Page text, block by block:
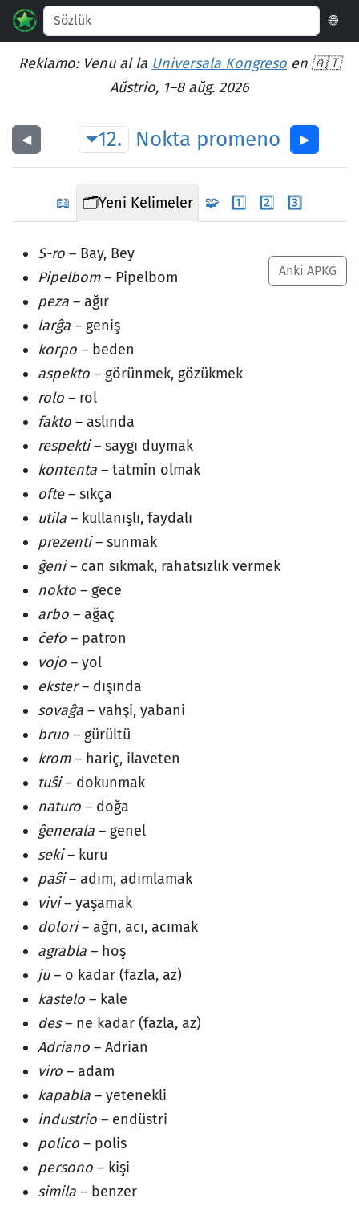
🌐
Reklamo: Venu al la Universala Kongreso en 🇦🇹
Aŭstrio, 1–8 aŭg. 2026
◀︎ 12. Nokta promeno ▶︎
📖 🗂️Yeni Kelimeler 🧩 1️⃣ 2️⃣ 3️⃣
Anki APKG
S-ro – Bay, Bey
Pipelbom– Pipelbom
peza – ağır
larĝa – geniş
korpo – beden
aspekto – görünmek, gözükmek
rolo – rol
fakto – aslında
respekti– saygı duymak
kontenta – tatmin olmak
ofte– sıkça
utila – kullanışlı, faydalı
prezenti– sunmak
ĝeni– can sıkmak, rahatsızlık vermek
nokto – gece
arbo – ağaç
ĉefo – patron
vojo – yol
ekster– dışında
sovaĝa – vahşi, yabani
bruo – gürültü
krom– hariç, ilaveten
tuŝi– dokunmak
naturo – doğa
ĝenerala – genel
seki– kuru
paŝi– adım, adımlamak
vivi– yaşamak
dolori– ağrı, acı, acımak
agrabla – hoş
ju– o kadar (fazla, az)
kastelo – kale
des– ne kadar (fazla, az)
Adriano – Adrian
viro – adam
kapabla – yetenekli
industrio – endüstri
polico – polis
persono – kişi
simila – benzer